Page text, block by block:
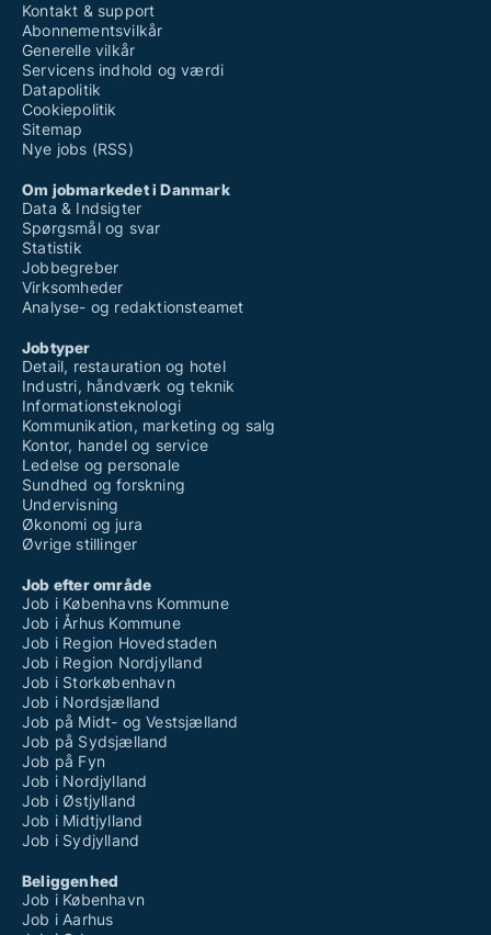
Kontakt & support
Abonnementsvilkår
Generelle vilkår
Servicens indhold og værdi
Datapolitik
Cookiepolitik
Sitemap
Nye jobs (RSS)
Om jobmarkedet i Danmark
Data & Indsigter
Spørgsmål og svar
Statistik
Jobbegreber
Virksomheder
Analyse- og redaktionsteamet
Jobtyper
Detail, restauration og hotel
Industri, håndværk og teknik
Informationsteknologi
Kommunikation, marketing og salg
Kontor, handel og service
Ledelse og personale
Sundhed og forskning
Undervisning
Økonomi og jura
Øvrige stillinger
Job efter område
Job i Københavns Kommune
Job i Århus Kommune
Job i Region Hovedstaden
Job i Region Nordjylland
Job i Storkøbenhavn
Job i Nordsjælland
Job på Midt- og Vestsjælland
Job på Sydsjælland
Job på Fyn
Job i Nordjylland
Job i Østjylland
Job i Midtjylland
Job i Sydjylland
Beliggenhed
Job i København
Job i Aarhus